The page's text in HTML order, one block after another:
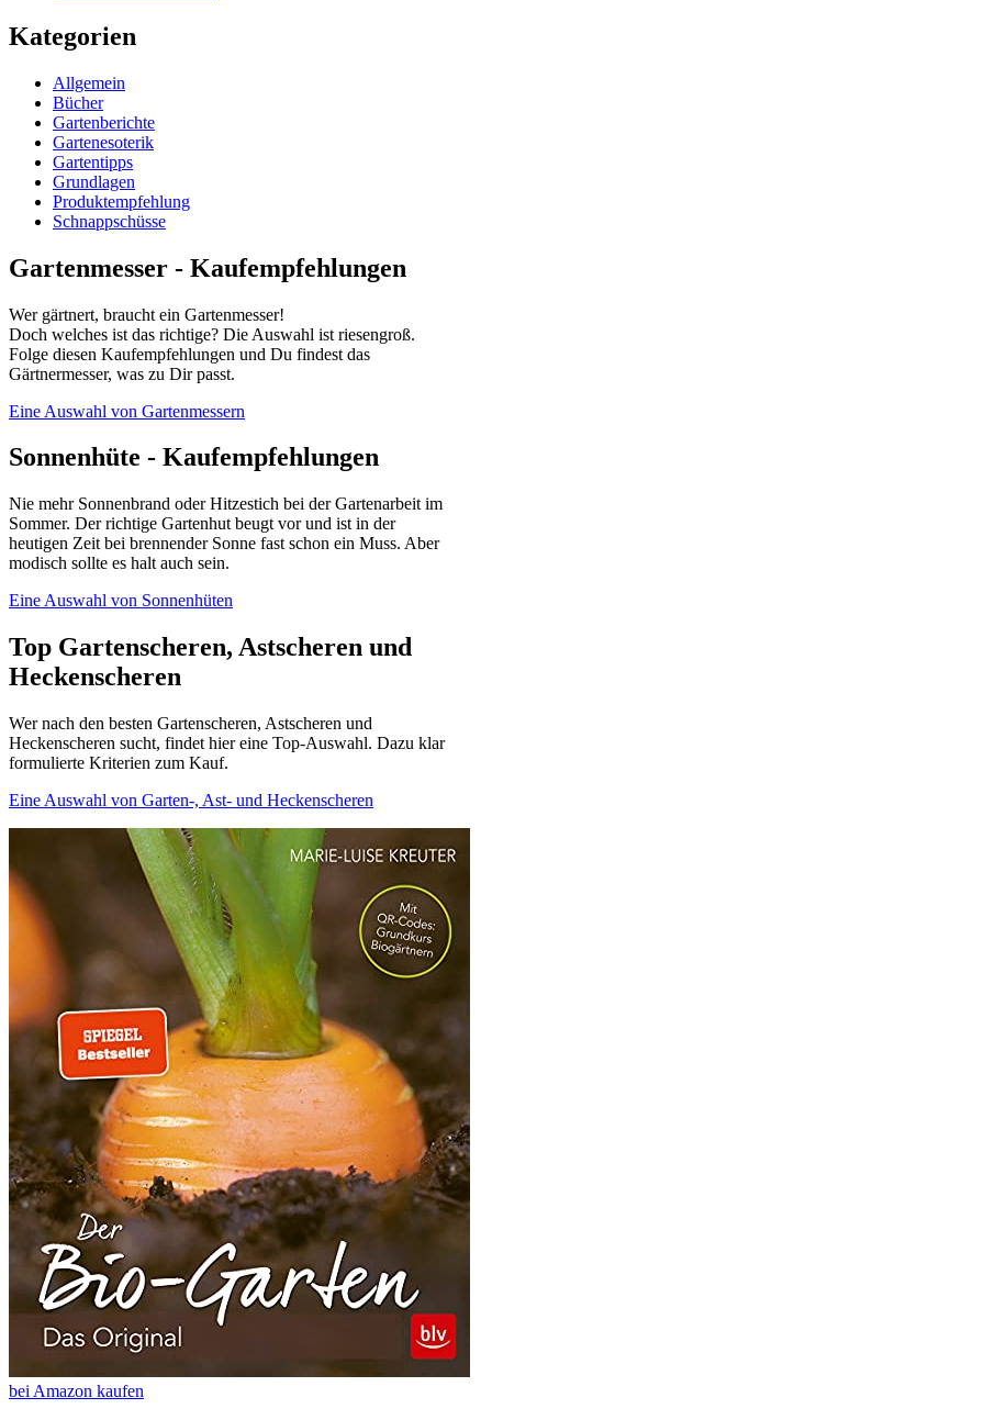
Kategorien
Allgemein
Bücher
Gartenberichte
Gartenesoterik
Gartentipps
Grundlagen
Produktempfehlung
Schnappschüsse
Gartenmesser - Kaufempfehlungen
Wer gärtnert, braucht ein Gartenmesser!
Doch welches ist das richtige? Die Auswahl ist riesengroß.
Folge diesen Kaufempfehlungen und Du findest das
Gärtnermesser, was zu Dir passt.
Eine Auswahl von Gartenmessern
Sonnenhüte - Kaufempfehlungen
Nie mehr Sonnenbrand oder Hitzestich bei der Gartenarbeit im
Sommer. Der richtige Gartenhut beugt vor und ist in der
heutigen Zeit bei brennender Sonne fast schon ein Muss. Aber
modisch sollte es halt auch sein.
Eine Auswahl von Sonnenhüten
Top Gartenscheren, Astscheren und
Heckenscheren
Wer nach den besten Gartenscheren, Astscheren und
Heckenscheren sucht, findet hier eine Top-Auswahl. Dazu klar
formulierte Kriterien zum Kauf.
Eine Auswahl von Garten-, Ast- und Heckenscheren
bei Amazon kaufen